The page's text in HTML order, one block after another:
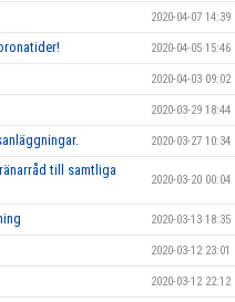
2020-04-07 14:39
2020-04-05 15:46
2020-04-03 09:02
2020-03-29 18:44
2020-03-27 10:34
till samtliga
2020-03-20 00:04
2020-03-13 18:35
2020-03-12 23:01
2020-03-12 22:12